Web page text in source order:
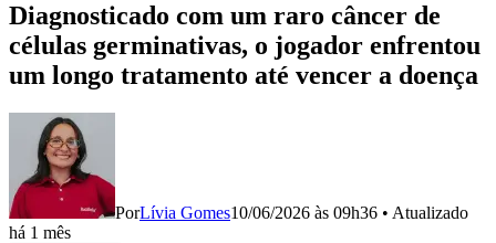
Diagnosticado com um raro câncer de
células germinativas, o jogador enfrentou
um longo tratamento até vencer a doença
PorLívia Gomes10/06/2026 às 09h36 • Atualizado
há 1 mês